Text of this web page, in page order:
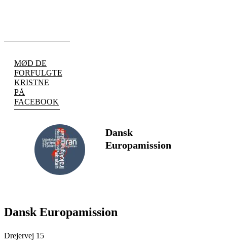
MØD DE
FORFULGTE
KRISTNE
PÅ
FACEBOOK
Dansk
Europamission
Dansk Europamission
Drejervej 15